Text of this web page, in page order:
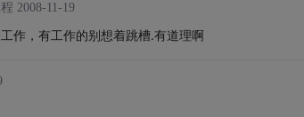
2008-11-19
作，有工作的别想着跳槽.有道理啊